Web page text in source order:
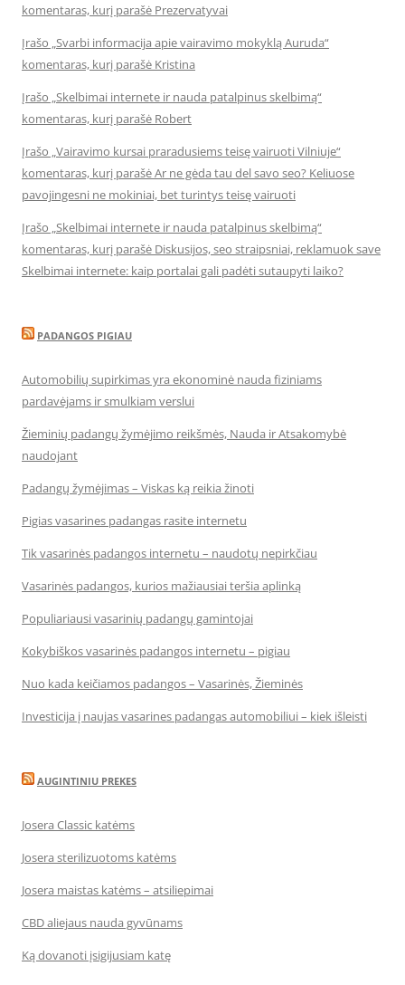
komentaras, kurį parašė Prezervatyvai
Įrašo „Svarbi informacija apie vairavimo mokyklą Auruda“
komentaras, kurį parašė Kristina
Įrašo „Skelbimai internete ir nauda patalpinus skelbimą“
komentaras, kurį parašė Robert
Įrašo „Vairavimo kursai praradusiems teisę vairuoti Vilniuje“
komentaras, kurį parašė Ar ne gėda tau del savo seo? Keliuose
pavojingesni ne mokiniai, bet turintys teisę vairuoti
Įrašo „Skelbimai internete ir nauda patalpinus skelbimą“
komentaras, kurį parašė Diskusijos, seo straipsniai, reklamuok save
Skelbimai internete: kaip portalai gali padėti sutaupyti laiko?
PADANGOS PIGIAU
Automobilių supirkimas yra ekonominė nauda fiziniams
pardavėjams ir smulkiam verslui
Žieminių padangų žymėjimo reikšmės, Nauda ir Atsakomybė
naudojant
Padangų žymėjimas – Viskas ką reikia žinoti
Pigias vasarines padangas rasite internetu
Tik vasarinės padangos internetu – naudotų nepirkčiau
Vasarinės padangos, kurios mažiausiai teršia aplinką
Populiariausi vasarinių padangų gamintojai
Kokybiškos vasarinės padangos internetu – pigiau
Nuo kada keičiamos padangos – Vasarinės, Žieminės
Investicija į naujas vasarines padangas automobiliui – kiek išleisti
AUGINTINIU PREKES
Josera Classic katėms
Josera sterilizuotoms katėms
Josera maistas katėms – atsiliepimai
CBD aliejaus nauda gyvūnams
Ką dovanoti įsigijusiam katę